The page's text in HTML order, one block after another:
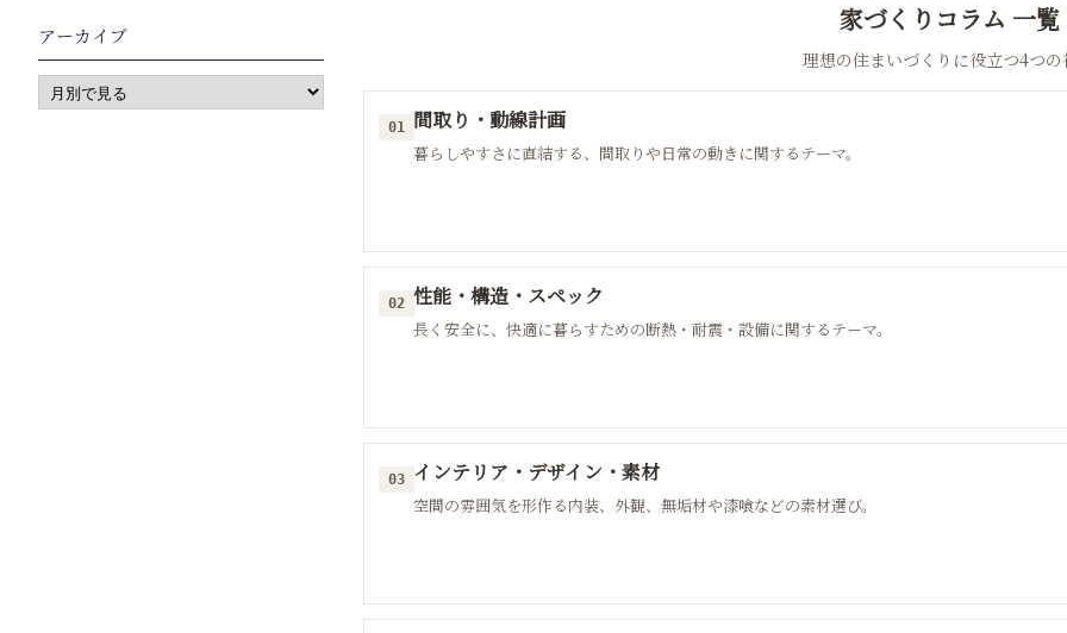
家づくりコラム 一覧
理想の住まいづくりに役立つ4つの
01 間取り・動線計画
暮らしやすさに直結する、間取りや日常の動きに関するテーマ。
02 性能・構造・スペック
長く安全に、快適に暮らすための断熱・耐震・設備に関するテーマ。
03 インテリア・デザイン・素材
空間の雰囲気を形作る内装、外観、無垢材や漆喰などの素材選び。
アーカイブ